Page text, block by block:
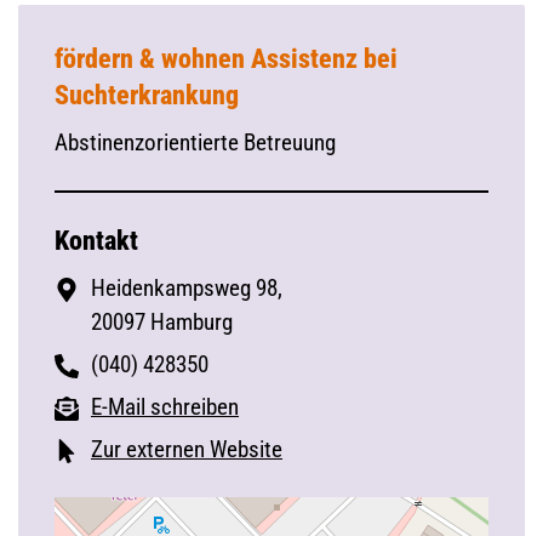
fördern & wohnen Assistenz bei
Suchterkrankung
Abstinenzorientierte Betreuung
Kontakt
Heidenkampsweg 98,
20097 Hamburg
(040) 428350
E-Mail schreiben
Zur externen Website